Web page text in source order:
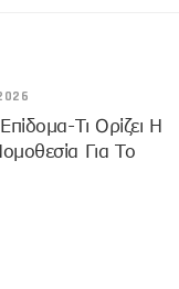
Τι Ορίζει Η
Για Το